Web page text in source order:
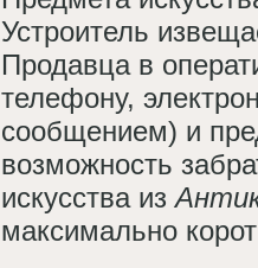
Устроитель
Продавца в
телефону,
сообщением) и
возможность
искусства из
максимально